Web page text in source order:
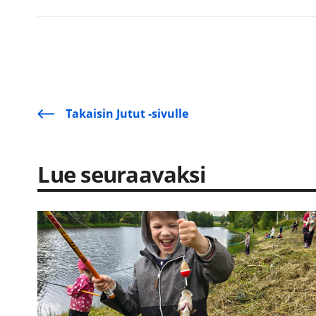
Takaisin Jutut -sivulle
Lue seuraavaksi